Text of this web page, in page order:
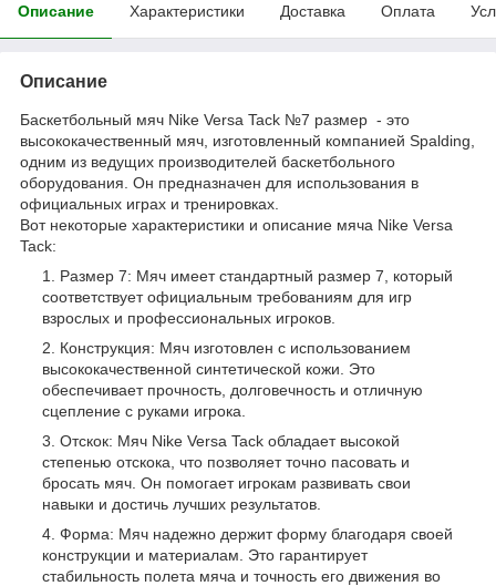
Описание Характеристики Доставка Оплата
Описание
Баскетбольный мяч Nike Versa Tack №7 размер - это
высококачественный мяч, изготовленный компанией Spalding,
одним из ведущих производителей баскетбольного
оборудования. Он предназначен для использования в
официальных играх и тренировках.
Вот некоторые характеристики и описание мяча Nike Versa
Tack:
Размер 7: Мяч имеет стандартный размер 7, который
соответствует официальным требованиям для игр
взрослых и профессиональных игроков.
Конструкция: Мяч изготовлен с использованием
высококачественной синтетической кожи. Это
обеспечивает прочность, долговечность и отличную
сцепление с руками игрока.
Отскок: Мяч Nike Versa Tack обладает высокой
степенью отскока, что позволяет точно пасовать и
бросать мяч. Он помогает игрокам развивать свои
навыки и достичь лучших результатов.
Форма: Мяч надежно держит форму благодаря своей
конструкции и материалам. Это гарантирует
стабильность полета мяча и точность его движения во